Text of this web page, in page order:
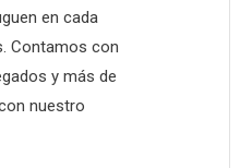
en cada
Contamos con
y más de
nuestro